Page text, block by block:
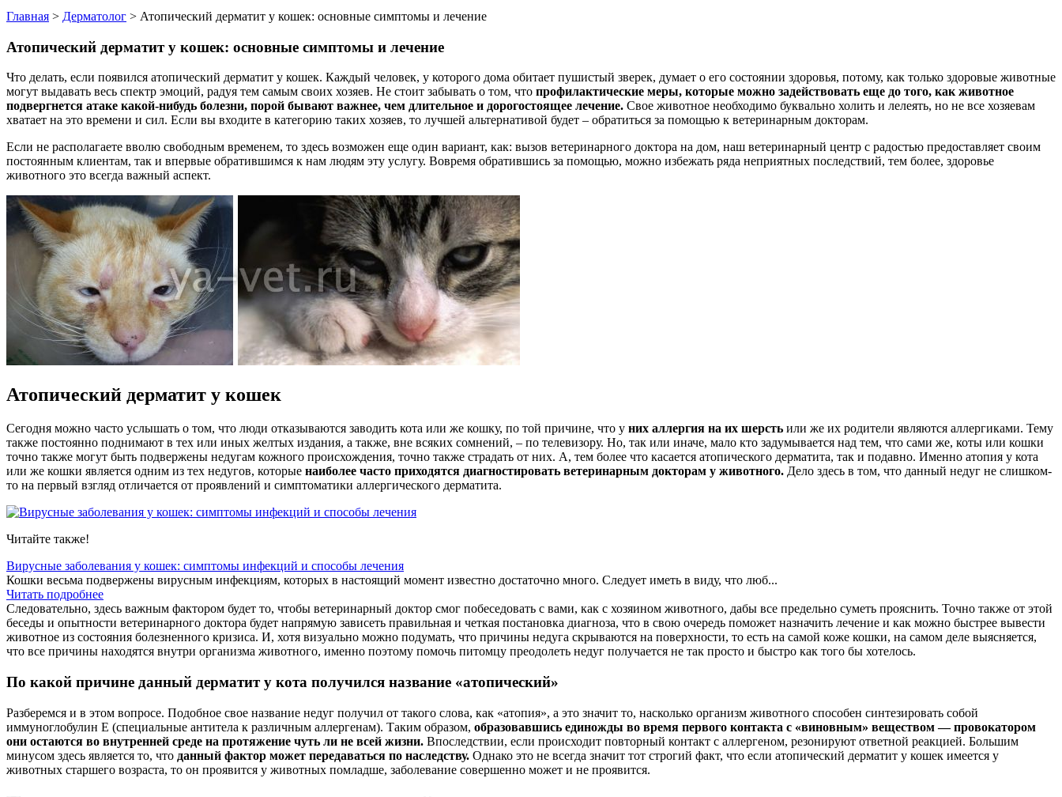
Главная > Дерматолог > Атопический дерматит у кошек: основные симптомы и лечение
Атопический дерматит у кошек: основные симптомы и лечение
Что делать, если появился атопический дерматит у кошек. Каждый человек, у которого дома обитает пушистый зверек, думает о его состоянии здоровья, потому, как только здоровые животные
могут выдавать весь спектр эмоций, радуя тем самым своих хозяев. Не стоит забывать о том, что профилактические меры, которые можно задействовать еще до того, как животное
подвергнется атаке какой-нибудь болезни, порой бывают важнее, чем длительное и дорогостоящее лечение. Свое животное необходимо буквально холить и лелеять, но не все хозяевам
хватает на это времени и сил. Если вы входите в категорию таких хозяев, то лучшей альтернативой будет – обратиться за помощью к ветеринарным докторам.
Если не располагаете вволю свободным временем, то здесь возможен еще один вариант, как: вызов ветеринарного доктора на дом, наш ветеринарный центр с радостью предоставляет своим
постоянным клиентам, так и впервые обратившимся к нам людям эту услугу. Вовремя обратившись за помощью, можно избежать ряда неприятных последствий, тем более, здоровье
животного это всегда важный аспект.
Атопический дерматит у кошек
Сегодня можно часто услышать о том, что люди отказываются заводить кота или же кошку, по той причине, что у них аллергия на их шерсть или же их родители являются аллергиками. Тему
также постоянно поднимают в тех или иных желтых издания, а также, вне всяких сомнений, – по телевизору. Но, так или иначе, мало кто задумывается над тем, что сами же, коты или кошки
точно также могут быть подвержены недугам кожного происхождения, точно также страдать от них. А, тем более что касается атопического дерматита, так и подавно. Именно атопия у кота
или же кошки является одним из тех недугов, которые наиболее часто приходятся диагностировать ветеринарным докторам у животного. Дело здесь в том, что данный недуг не слишком-
то на первый взгляд отличается от проявлений и симптоматики аллергического дерматита.
Читайте также!
Вирусные заболевания у кошек: симптомы инфекций и способы лечения
Кошки весьма подвержены вирусным инфекциям, которых в настоящий момент известно достаточно много. Следует иметь в виду, что люб...
Читать подробнее
Следовательно, здесь важным фактором будет то, чтобы ветеринарный доктор смог побеседовать с вами, как с хозяином животного, дабы все предельно суметь прояснить. Точно также от этой
беседы и опытности ветеринарного доктора будет напрямую зависеть правильная и четкая постановка диагноза, что в свою очередь поможет назначить лечение и как можно быстрее вывести
животное из состояния болезненного кризиса. И, хотя визуально можно подумать, что причины недуга скрываются на поверхности, то есть на самой коже кошки, на самом деле выясняется,
что все причины находятся внутри организма животного, именно поэтому помочь питомцу преодолеть недуг получается не так просто и быстро как того бы хотелось.
По какой причине данный дерматит у кота получился название «атопический»
Разберемся и в этом вопросе. Подобное свое название недуг получил от такого слова, как «атопия», а это значит то, насколько организм животного способен синтезировать собой
иммуноглобулин Е (специальные антитела к различным аллергенам). Таким образом, образовавшись единожды во время первого контакта с «виновным» веществом — провокатором
они остаются во внутренней среде на протяжение чуть ли не всей жизни. Впоследствии, если происходит повторный контакт с аллергеном, резонируют ответной реакцией. Большим
минусом здесь является то, что данный фактор может передаваться по наследству. Однако это не всегда значит тот строгий факт, что если атопический дерматит у кошек имеется у
животных старшего возраста, то он проявится у животных помладше, заболевание совершенно может и не проявится.